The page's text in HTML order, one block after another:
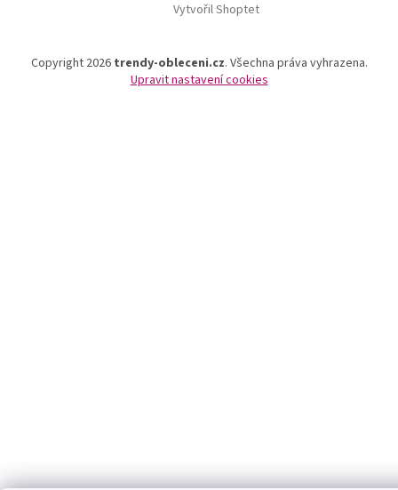
Vytvořil Shoptet
Copyright 2026 trendy-obleceni.cz. Všechna práva vyhrazena.
Upravit nastavení cookies